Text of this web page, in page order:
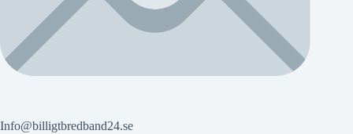
Info@billigtbredband24.se